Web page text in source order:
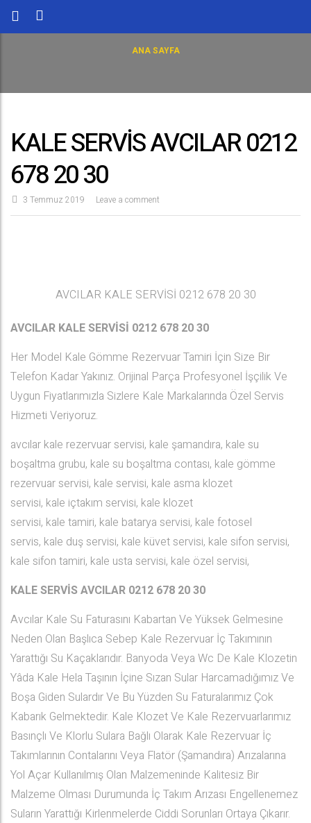
ANA SAYFA
KALE SERVİS AVCILAR 0212
678 20 30
3 Temmuz 2019 Leave a comment
AVCILAR KALE SERVİSİ 0212 678 20 30
AVCILAR KALE SERVİSİ 0212 678 20 30
Her Model Kale Gömme Rezervuar Tamiri İçin Size Bir
Telefon Kadar Yakınız. Orijinal Parça Profesyonel İşçilik Ve
Uygun Fiyatlarımızla Sizlere Kale Markalarında Özel Servis
Hizmeti Veriyoruz.
avcılar kale rezervuar servisi, kale şamandıra, kale su
boşaltma grubu, kale su boşaltma contası, kale gömme
rezervuar servisi, kale servisi, kale asma klozet
servisi, kale içtakım servisi, kale klozet
servisi, kale tamiri, kale batarya servisi, kale fotosel
servis, kale duş servisi, kale küvet servisi, kale sifon servisi,
kale sifon tamiri, kale usta servisi, kale özel servisi,
KALE SERVİS AVCILAR 0212 678 20 30
Avcılar Kale Su Faturasını Kabartan Ve Yüksek Gelmesine
Neden Olan Başlıca Sebep Kale Rezervuar İç Takımının
Yarattığı Su Kaçaklarıdır. Banyoda Veya Wc De Kale Klozetin
Yâda Kale Hela Taşının İçine Sızan Sular Harcamadığımız Ve
Boşa Giden Sulardır Ve Bu Yüzden Su Faturalarımız Çok
Kabarık Gelmektedir. Kale Klozet Ve Kale Rezervuarlarımız
Basınçlı Ve Klorlu Sulara Bağlı Olarak Kale Rezervuar İç
Takımlarının Contalarını Veya Flatör (Şamandıra) Arızalarına
Yol Açar Kullanılmış Olan Malzemeninde Kalitesiz Bir
Malzeme Olması Durumunda İç Takım Arızası Engellenemez
Suların Yarattığı Kirlenmelerde Ciddi Sorunları Ortaya Çıkarır.